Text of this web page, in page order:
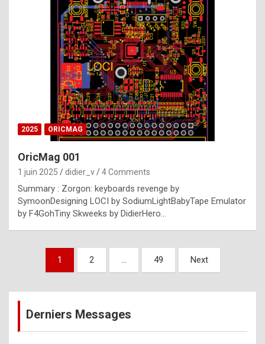
b
e
s
t
p
h
o
n
y
l
e
x
a
%
2025 ORICMAG
OricMag 001
1 juin 2025 didier_v 4 Comments
Summary : Zorgon: keyboards revenge by
SymoonDesigning LOCI by SodiumLightBabyTape Emulator
by F4GohTiny Skweeks by DidierHero…
Pagination
publications
1 2 … 49 Next
Derniers Messages